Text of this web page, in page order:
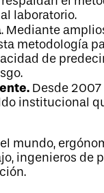
laboratorio.
. Mediante
metodología
de
Desde
institucional
mundo,
ingenieros de